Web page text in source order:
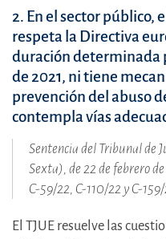
2. En el sector público,
respeta la Directiva
duración determinada
de 2021, ni tiene
prevención del abuso
contempla vías
Sentencia del Tribunal de
Sexta), de 22 de febrero
C-59/22, C-110/22 y C-
El TJUE resuelve las